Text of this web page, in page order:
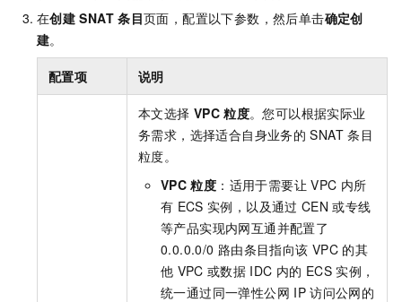
在创建 SNAT 条目页面，配置以下参数，然后单击确定创
建。
配置项 说明
本文选择 VPC 粒度。您可以根据实际业
务需求，选择适合自身业务的 SNAT 条目
粒度。
VPC 粒度 ：适用于需要让 VPC 内所
有 ECS 实例，以及通过 CEN 或专线
等产品实现内网互通并配置了
0.0.0.0/0 路由条目指向该 VPC 的其
他 VPC 或数据 IDC 内的 ECS 实例，
统一通过同一弹性公网 IP 访问公网的